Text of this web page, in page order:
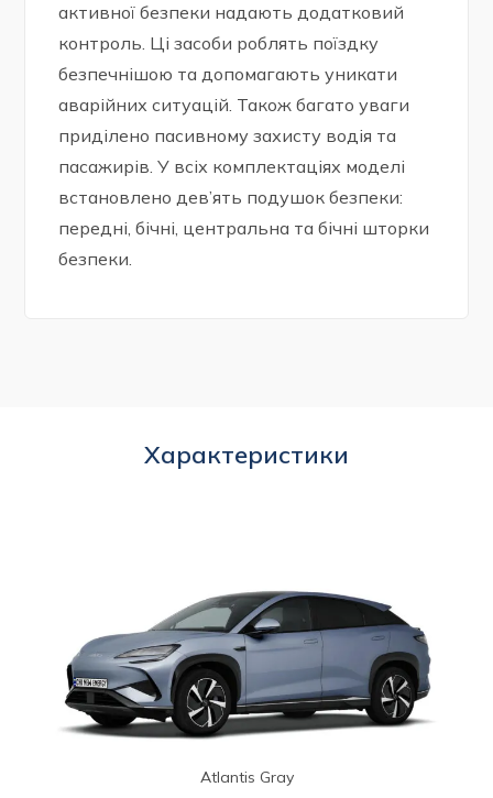
активної безпеки надають додатковий
контроль. Ці засоби роблять поїздку
безпечнішою та допомагають уникати
аварійних ситуацій. Також багато уваги
приділено пасивному захисту водія та
пасажирів. У всіх комплектаціях моделі
встановлено дев’ять подушок безпеки:
передні, бічні, центральна та бічні шторки
безпеки.
Характеристики
Atlantis Gray